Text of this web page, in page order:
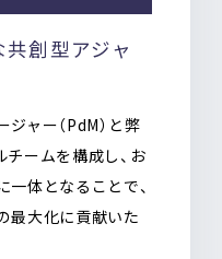
創型アジャ
ャー（PdM）と弊
ームを構成し、お
体となることで、
最大化に貢献いた